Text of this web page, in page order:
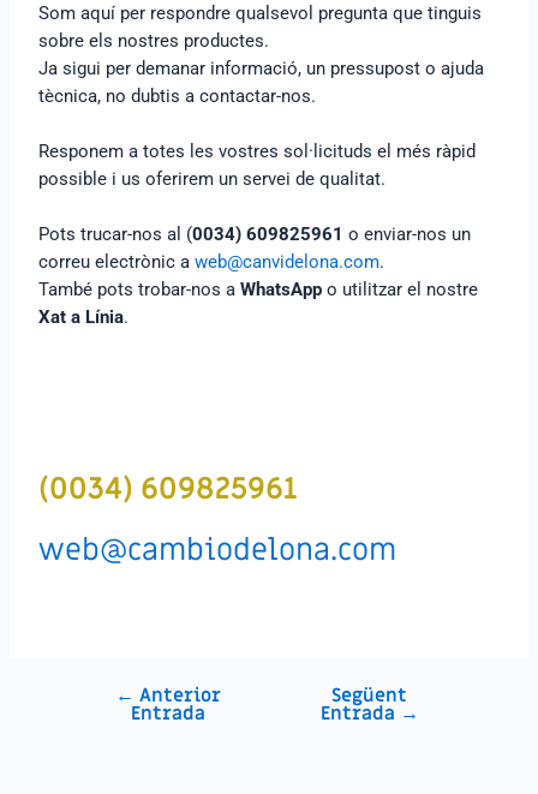
Som aquí per respondre qualsevol pregunta que tinguis
sobre els nostres productes.
Ja sigui per demanar informació, un pressupost o ajuda
tècnica, no dubtis a contactar-nos.
Responem a totes les vostres sol·licituds el més ràpid
possible i us oferirem un servei de qualitat.
Pots trucar-nos al (0034) 609825961 o enviar-nos un
correu electrònic aweb@canvidelona.com.
També pots trobar-nos aWhatsAppo utilitzar el nostre
Xat a Línia.
(0034) 609825961
web@cambiodelona.com
← Anterior
Entrada
Següent
Entrada →